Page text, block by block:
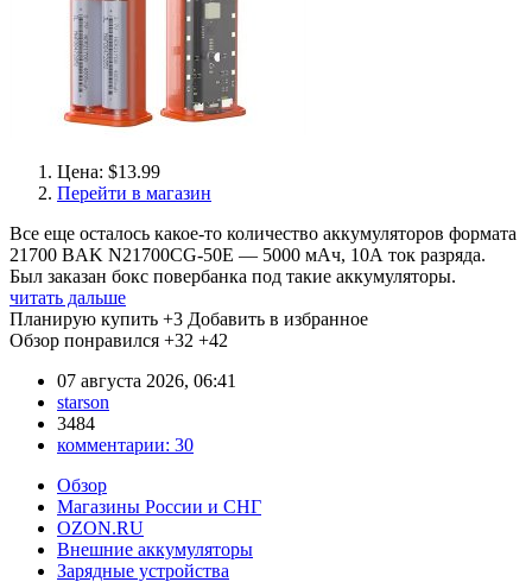
Цена: $13.99
Перейти в магазин
Все еще осталось какое-то количество аккумуляторов формата
21700 BAK N21700CG-50E — 5000 мАч, 10А ток разряда.
Был заказан бокс повербанка под такие аккумуляторы.
читать дальше
Планирую купить +3 Добавить в избранное
Обзор понравился +32 +42
07 августа 2026, 06:41
starson
3484
комментарии: 30
Обзор
Магазины России и СНГ
OZON.RU
Внешние аккумуляторы
Зарядные устройства